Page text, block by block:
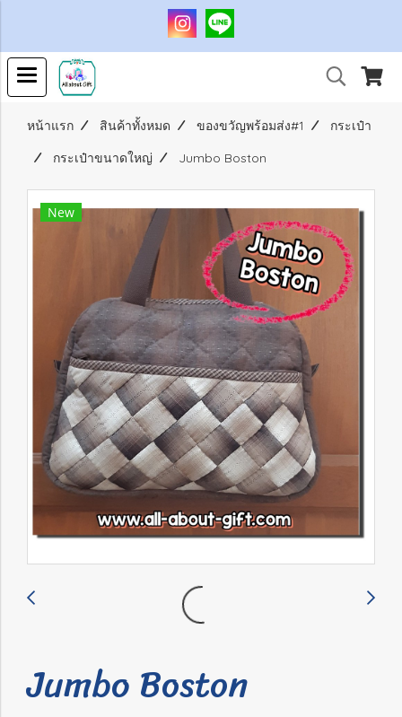
หน้าแรก สินค้าทั้งหมด ของขวัญพร้อมส่ง#1
กระเป๋า
กระเป๋าขนาดใหญ่
Jumbo Boston
New
Jumbo Boston